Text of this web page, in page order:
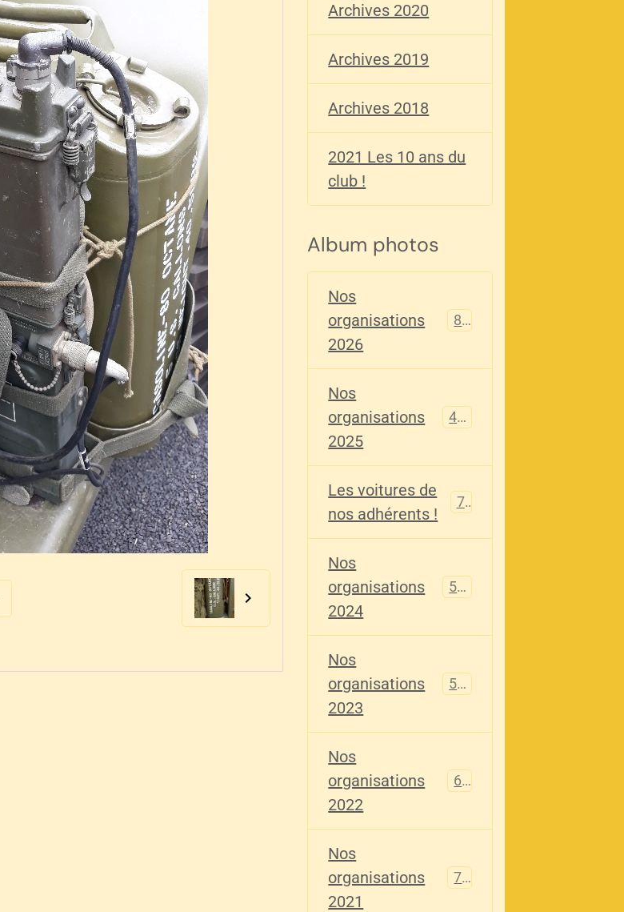
Archives 2020
Archives 2019
Archives 2018
2021 Les 10 ans du
club !
Album photos
Nos
organisations
2026
82
Nos
organisations
2025
405
Les voitures de
nos adhérents !
73
Nos
organisations
2024
587
Nos
organisations
2023
567
Nos
organisations
2022
61
Nos
organisations
2021
79